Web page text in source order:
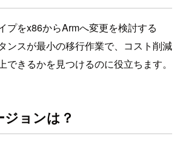
プをx86からArmへ変更を検討する
ンスが最小の移行作業で、コスト削減
できるかを見つけるのに役立ちます。
ョンは？